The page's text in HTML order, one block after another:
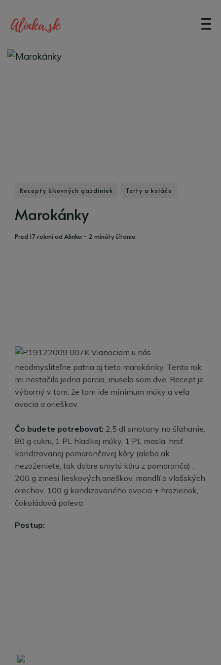
Recepty šikovných gazdiniek Torty a koláče
Marokánky
pred 17 rokmi od Alinka • 2 minúty čítania
K Vianociam u nás
neodmysliteľne patria aj tieto marokánky. Tento rok
mi nestačila jedna porcia, musela som dve. Recept je
výborný v tom, že tam ide minimum múky a veľa
ovocia a orieškov.
Čo budete potrebovať: 2,5 dl smotany na šľahanie,
80 g cukru, 1 PL hladkej múky, 1 PL masla, hrsť
kandizovanej pomarančovej kôry (alebo ak
nezoženiete, tak dobre umytú kôru z pomaranča) ,
200 g zmesi lieskových orieškov, mandlí a vlašských
orechov, 100 g kandizovaného ovocia + hrozienok,
čokoládová poleva
Postup: